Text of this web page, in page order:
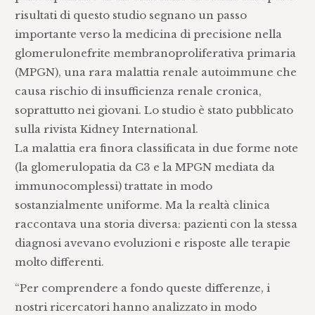
risultati di questo studio segnano un passo
importante verso la medicina di precisione nella
glomerulonefrite membranoproliferativa primaria
(MPGN), una rara malattia renale autoimmune che
causa rischio di insufficienza renale cronica,
soprattutto nei giovani. Lo studio è stato pubblicato
sulla rivista Kidney International.
La malattia era finora classificata in due forme note
(la glomerulopatia da C3 e la MPGN mediata da
immunocomplessi) trattate in modo
sostanzialmente uniforme. Ma la realtà clinica
raccontava una storia diversa: pazienti con la stessa
diagnosi avevano evoluzioni e risposte alle terapie
molto differenti.
“Per comprendere a fondo queste differenze, i
nostri ricercatori hanno analizzato in modo